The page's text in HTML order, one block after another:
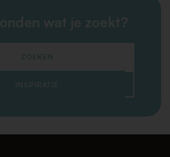
wat je zoekt?
ZOEKEN
INSPIRATIE